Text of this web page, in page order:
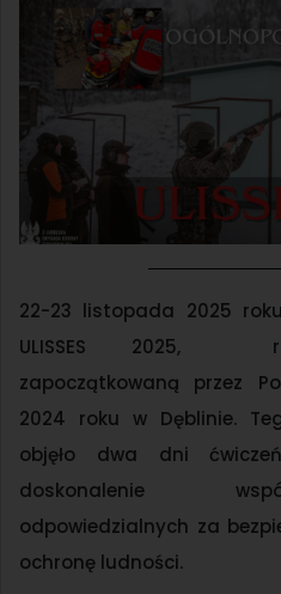
22-23 listopada 2025
ULISSES 2025,
zapoczątkowaną przez
2024 roku w Dęblinie.
objęło dwa dni
doskonalenie
odpowiedzialnych za
ochronę ludności.